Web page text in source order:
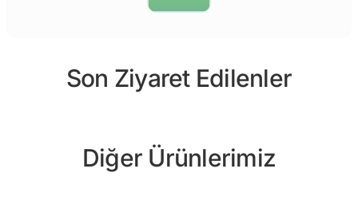
Son Ziyaret Edilenler
Diğer Ürünlerimiz